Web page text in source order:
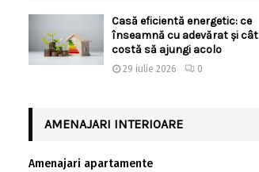
Casă eficientă energetic: ce
înseamnă cu adevărat și cât
costă să ajungi acolo
29 iulie 2026 0
AMENAJARI INTERIOARE
Amenajari apartamente